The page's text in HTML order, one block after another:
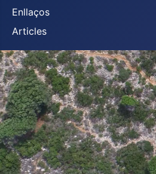
Enllaços
Articles